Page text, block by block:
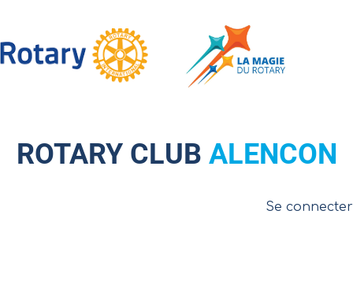
ROTARY CLUB ALENCON
Se connecter